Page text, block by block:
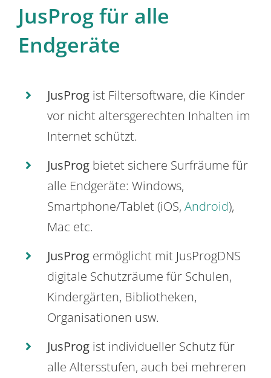
JusProg für alle
Endgeräte
JusProg ist Filtersoftware, die Kinder
vor nicht altersgerechten Inhalten im
Internet schützt.
JusProg bietet sichere Surfräume für
alle Endgeräte: Windows,
Smartphone/Tablet (iOS, Android),
Mac etc.
JusProg ermöglicht mit JusProgDNS
digitale Schutzräume für Schulen,
Kindergärten, Bibliotheken,
Organisationen usw.
JusProg ist individueller Schutz für
alle Altersstufen, auch bei mehreren